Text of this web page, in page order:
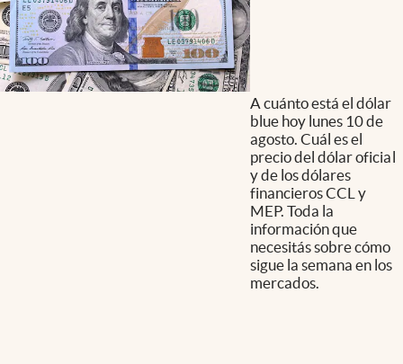
A cuánto está el dólar
blue hoy lunes 10 de
agosto. Cuál es el
precio del dólar oficial
y de los dólares
financieros CCL y
MEP. Toda la
información que
necesitás sobre cómo
sigue la semana en los
mercados.